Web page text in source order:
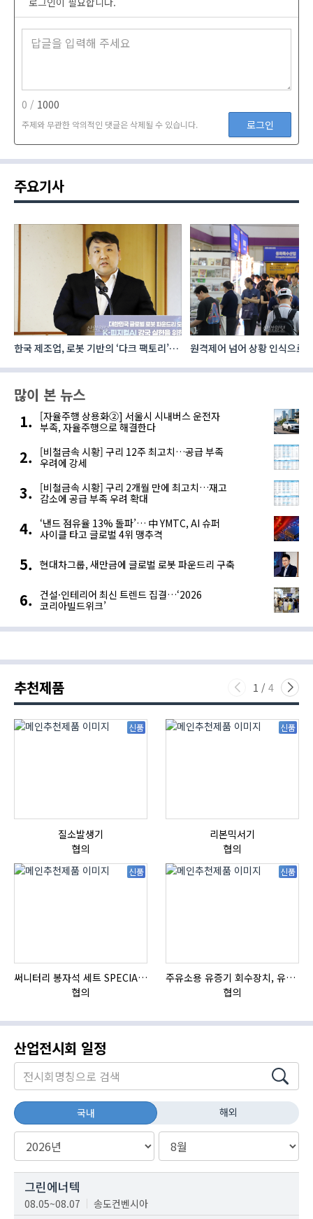
0 / 1000
주제와 무관한 악의적인 댓글은 삭제될 수 있습니다. 로그인
주요기사
한국 제조업, 로봇 기반의 ‘다크 팩토리’로
원격제어 넘어 상황 인식으로,
많이 본 뉴스
[자율주행 상용화②] 서울시 시내버스 운전자
부족, 자율주행으로 해결한다
[비철금속 시황] 구리 12주 최고치…공급 부족
우려에 강세
[비철금속 시황] 구리 2개월 만에 최고치…재고
감소에 공급 부족 우려 확대
‘낸드 점유율 13% 돌파’… 中 YMTC, AI 슈퍼
사이클 타고 글로벌 4위 맹추격
현대차그룹, 새만금에 글로벌 로봇 파운드리 구축
건설·인테리어 최신 트렌드 집결…‘2026
코리아빌드위크’
추천제품 1 / 4
신품
질소발생기
협의
신품
리본믹서기
협의
신품
써니터리 봉자석 세트 SPECIAL , 봉자석 , 자석봉 , 호퍼용자석 , 전자석
협의
신품
주유소용 유증기 회수장치, 유증기 회수장치, 방폭형, 방폭형 유증기 회수장치
협의
산업전시회 일정
국내 해외
그린에너텍
08.05~08.07 송도컨벤시아